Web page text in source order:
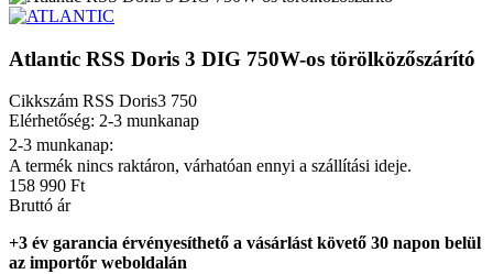
Atlantic RSS Doris 3 DIG 750W-os törölközőszárító
Cikkszám RSS Doris3 750
Elérhetőség: 2-3 munkanap
2-3 munkanap:
A termék nincs raktáron, várhatóan ennyi a szállítási ideje.
158 990 Ft
Bruttó ár
+3 év garancia érvényesíthető a vásárlást követő 30 napon belül
az importőr weboldalán